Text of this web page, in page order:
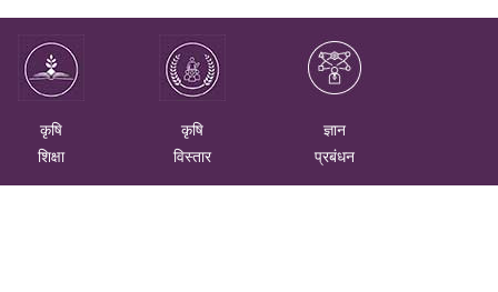
कृषि
शिक्षा
कृषि
विस्तार
ज्ञान
प्रबंधन